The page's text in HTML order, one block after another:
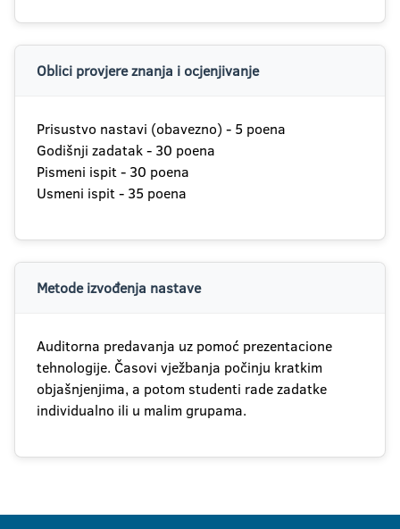
Oblici provjere znanja i ocjenjivanje
Prisustvo nastavi (obavezno) - 5 poena
Godišnji zadatak - 30 poena
Pismeni ispit - 30 poena
Usmeni ispit - 35 poena
Metode izvođenja nastave
Auditorna predavanja uz pomoć prezentacione
tehnologije. Časovi vježbanja počinju kratkim
objašnjenjima, a potom studenti rade zadatke
individualno ili u malim grupama.